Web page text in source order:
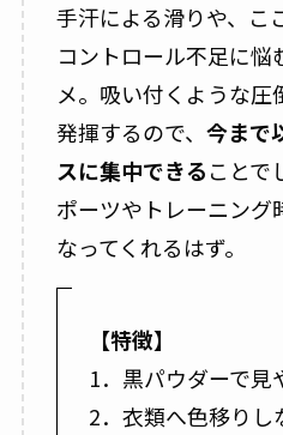
手汗による滑りや、こ
コントロール不足に悩
メ。吸い付くような圧
発揮するので、 今まで
スに集中できることで
ポーツやトレーニング
なってくれるはず。
【特徴】
1．黒パウダーで見
2．衣類へ色移りし